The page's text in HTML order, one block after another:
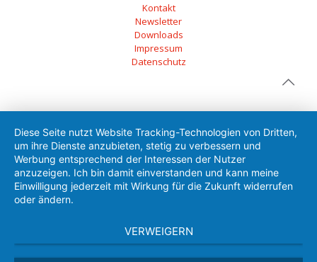
Kontakt
Newsletter
Downloads
Impressum
Datenschutz
Diese Seite nutzt Website Tracking-Technologien von Dritten,
um ihre Dienste anzubieten, stetig zu verbessern und
Werbung entsprechend der Interessen der Nutzer
anzuzeigen. Ich bin damit einverstanden und kann meine
Einwilligung jederzeit mit Wirkung für die Zukunft widerrufen
oder ändern.
VERWEIGERN